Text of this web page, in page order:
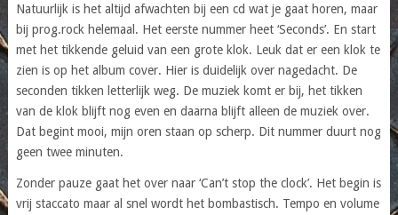
Natuurlijk is het altijd afwachten bij een cd wat je gaat horen, maar
bij prog.rock helemaal. Het eerste nummer heet ‘Seconds’. En start
met het tikkende geluid van een grote klok. Leuk dat er een klok te
zien is op het album cover. Hier is duidelijk over nagedacht. De
seconden tikken letterlijk weg. De muziek komt er bij, het tikken
van de klok blijft nog even en daarna blijft alleen de muziek over.
Dat begint mooi, mijn oren staan op scherp. Dit nummer duurt nog
geen twee minuten.
Zonder pauze gaat het over naar ‘Can’t stop the clock’. Het begin is
vrij staccato maar al snel wordt het bombastisch. Tempo en volume